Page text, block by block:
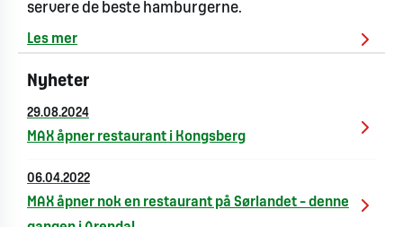
servere de beste hamburgerne.
Les mer
Nyheter
29.08.2024
MAX åpner restaurant i Kongsberg
06.04.2022
MAX åpner nok en restaurant på Sørlandet – denne